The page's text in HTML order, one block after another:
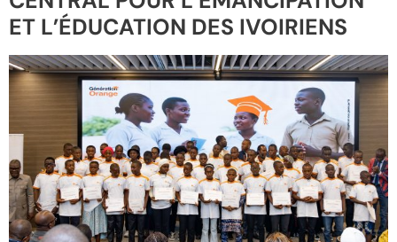
ET L’ÉDUCATION DES IVOIRIENS